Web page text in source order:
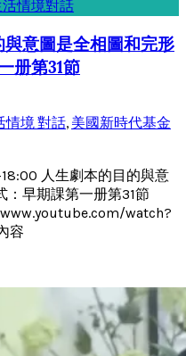
情境對話
意圖是全相圖和完形
册第31節
情境 對話, 美國新時代基金
人生劇本的目的與意
：早期課第一册第31節
watch?
容